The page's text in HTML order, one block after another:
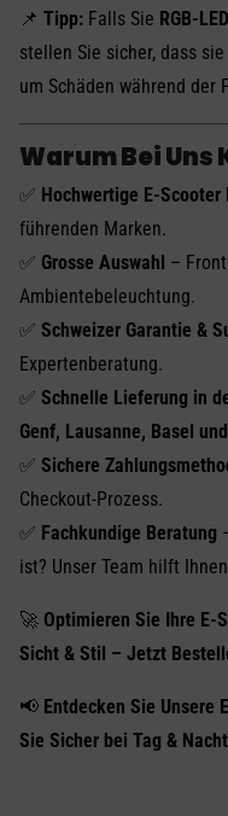
📌 Tipp: Falls Sie RGB-
stellen Sie sicher, dass sie
um Schäden während der
Warum Bei Uns
✅ Hochwertige E-Scooter
führenden Marken.
✅ Grosse Auswahl –
Ambientebeleuchtung.
✅ Schweizer Garantie &
Expertenberatung.
✅ Schnelle Lieferung in
Genf, Lausanne, Basel
✅ Sichere
Checkout-Prozess.
✅ Fachkundige Beratung
ist? Unser Team hilft
🚀 Optimieren Sie Ihre E-
Sicht & Stil – Jetzt
📢 Entdecken Sie Unsere
Sie Sicher bei Tag &